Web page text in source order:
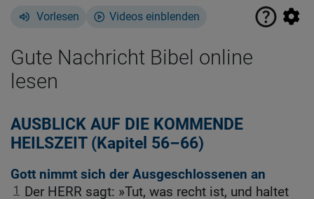
Vorlesen Videos einblenden
Gute Nachricht Bibel online
lesen
AUSBLICK AUF DIE KOMMENDE
HEILSZEIT (Kapitel 56–66)
Gott nimmt sich der Ausgeschlossenen an
1
Der HERR sagt: »Tut, was recht ist, und haltet